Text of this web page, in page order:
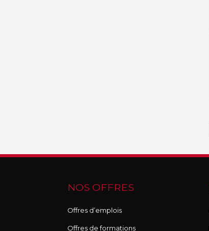
NOS OFFRES
Offres d’emplois
Offres de formations